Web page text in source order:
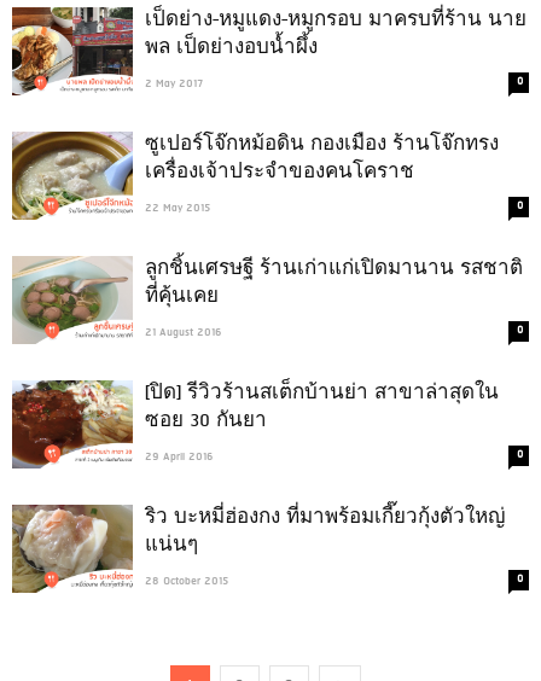
เป็ดย่าง-หมูแดง-หมูกรอบ มาครบที่ร้าน นาย
พล เป็ดย่างอบน้ำผึ้ง
2 May 2017 0
ซูเปอร์โจ๊กหม้อดิน กองเมือง ร้านโจ๊กทรง
เครื่องเจ้าประจำของคนโคราช
22 May 2015 0
ลูกชิ้นเศรษฐี ร้านเก่าแก่เปิดมานาน รสชาติ
ที่คุ้นเคย
21 August 2016 0
[ปิด] รีวิวร้านสเต็กบ้านย่า สาขาล่าสุดใน
ซอย 30 กันยา
29 April 2016 0
ริว บะหมี่ฮ่องกง ที่มาพร้อมเกี๊ยวกุ้งตัวใหญ่
แน่นๆ
28 October 2015 0